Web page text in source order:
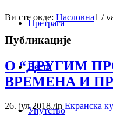
Претрага
Вести
Упутство
Ви сте овде: Насловна1 /
Публикације
О “ДРУГИМ
ВРЕМЕНА И
26. јул 2018./in Екранска